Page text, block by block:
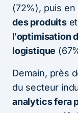
(72%), puis en
des produitset
l’optimisation
logistique
Demain, près
du secteur
analytics fera